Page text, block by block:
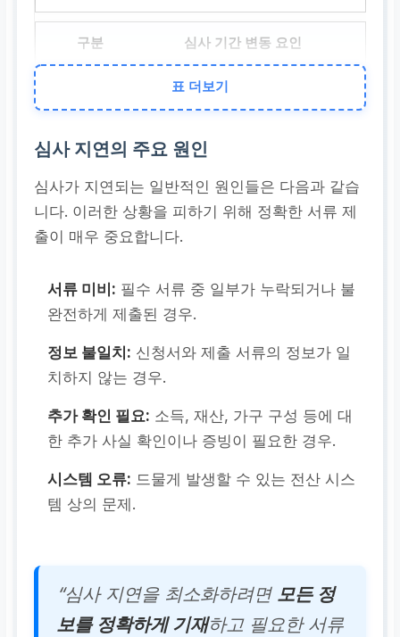
심사 기간 변동 요인
신청 시기, 신청자 수, 서류
복잡성, 추가 확인 여부
표 더보기
심사 지연의 주요 원인
심사가 지연되는 일반적인 원인들은 다음과 같습
니다. 이러한 상황을 피하기 위해 정확한 서류 제
출이 매우 중요합니다.
서류 미비: 필수 서류 중 일부가 누락되거나 불
완전하게 제출된 경우.
정보 불일치: 신청서와 제출 서류의 정보가 일
치하지 않는 경우.
추가 확인 필요: 소득, 재산, 가구 구성 등에 대
한 추가 사실 확인이나 증빙이 필요한 경우.
시스템 오류: 드물게 발생할 수 있는 전산 시스
템 상의 문제.
“심사 지연을 최소화하려면 모든 정
보를 정확하게 기재하고 필요한 서류